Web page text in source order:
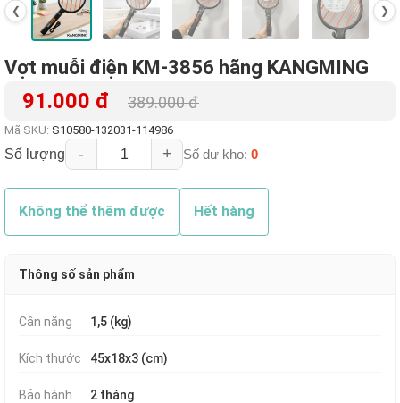
❮ ❯
Vợt muỗi điện KM-3856 hãng KANGMING
91.000 đ 389.000 đ
Mã SKU: S10580-132031-114986
Số lượng - + Số dư kho: 0
Không thể thêm được Hết hàng
Thông số sản phẩm
Cân nặng 1,5 (kg)
Kích thước 45x18x3 (cm)
Bảo hành 2 tháng